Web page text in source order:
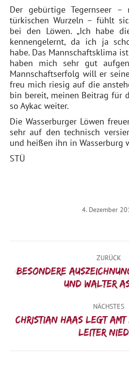
Der gebürtige Tegernseer
türkischen Wurzeln – fühlt
bei den Löwen. „Ich habe
kennengelernt, da ich ja
habe. Das Mannschaftsklima
haben mich sehr gut
Mannschaftserfolg will er
freu mich riesig auf die
bin bereit, meinen Beitrag für
so Aykac weiter.
Die Wasserburger Löwen
sehr auf den technisch
und heißen ihn in Wasserburg
STÜ
4. Dezember
ZURÜCK
Besondere
und Walter
NÄCHSTES
Christian Haas legt
Leiter